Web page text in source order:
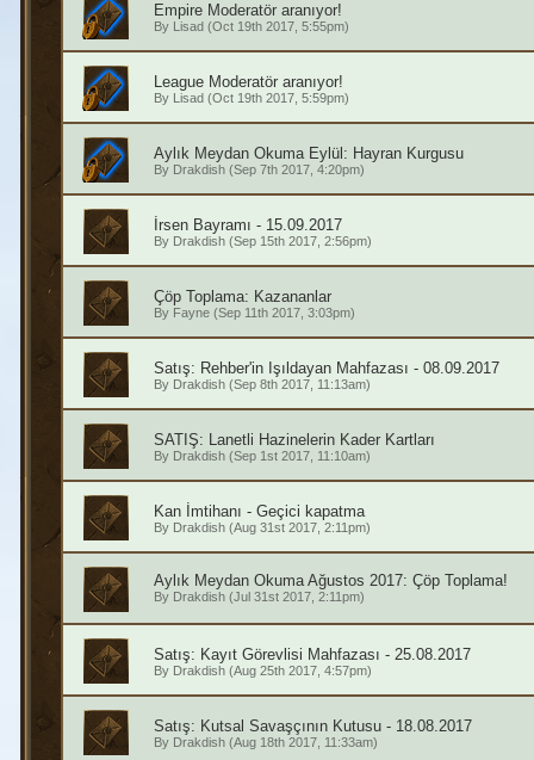
Empire Moderatör aranıyor!
By Lisad (Oct 19th 2017, 5:55pm)
League Moderatör aranıyor!
By Lisad (Oct 19th 2017, 5:59pm)
Aylık Meydan Okuma Eylül: Hayran Kurgusu
By Drakdish(Sep 7th 2017, 4:20pm)
İrsen Bayramı - 15.09.2017
By Drakdish(Sep 15th 2017, 2:56pm)
Çöp Toplama: Kazananlar
By Fayne(Sep 11th 2017, 3:03pm)
Satış: Rehber'in Işıldayan Mahfazası - 08.09.2017
By Drakdish(Sep 8th 2017, 11:13am)
SATIŞ: Lanetli Hazinelerin Kader Kartları
By Drakdish(Sep 1st 2017, 11:10am)
Kan İmtihanı - Geçici kapatma
By Drakdish(Aug 31st 2017, 2:11pm)
Aylık Meydan Okuma Ağustos 2017: Çöp Toplama!
By Drakdish(Jul 31st 2017, 2:11pm)
Satış: Kayıt Görevlisi Mahfazası - 25.08.2017
By Drakdish(Aug 25th 2017, 4:57pm)
Satış: Kutsal Savaşçının Kutusu - 18.08.2017
By Drakdish(Aug 18th 2017, 11:33am)